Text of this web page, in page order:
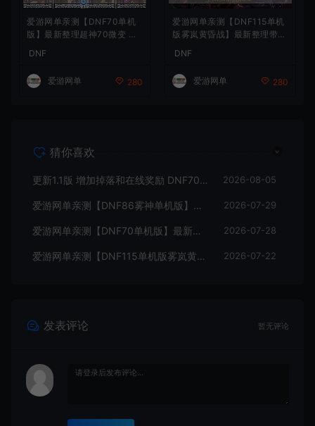
爱游网单亲测【DNF70单机
版】最新整理超神70微变 魂
内辅 异次元护石宝珠 未加密
PVF虚拟机一键端 视频安装
教学
DNF
爱游网单 280
爱游网单亲测【DNF115单机
版雾岚黄昏战】最新整理带魔
鬼剑女格斗新模型 美神 雾岚
副本 太初装备 快捷内辅 虚拟
机一键端 视频安装教学
DNF
爱游网单 280
猜你喜欢
更新1.1版 增加掉落和在线奖励 DNF70星月侍魂联机版 新版技能 丰富异次元技能装备词条 护石 辟邪玉 皮肤外观 BUFF技能徽章 史诗装备特效徽章 技能宝珠等 在线点 装备靠爆 2026-08-05
爱游网单亲测【DNF86雾神单机版】最新整理宽屏 带内辅便捷 新技能 界面UI 大冰龙 新深渊副本 技能护石 虚拟机一键端 视频安装教学 2026-07-29
爱游网单亲测【DNF70单机版】最新整理超神70微变 魂图 异界 安图恩 四小龙 镶嵌 内辅 异次元护石宝珠 未加密PVF虚拟机一键端 视频安装教学 2026-07-28
爱游网单亲测【DNF115单机版雾岚黄昏战】最新整理带魔枪三职业 女鬼剑 女圣职者 男鬼剑女格斗新模型 美神 雾岚副本 太初装备 快捷内辅 虚拟机一键端 视频安装教学 2026-07-22
发表评论 暂无评论